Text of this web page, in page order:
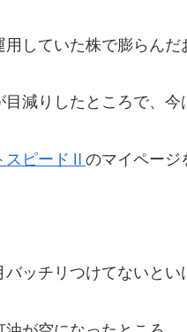
していた株で膨らんだ
減りしたところで、今
スピードⅡ のマイページ
ッチリつけてないと